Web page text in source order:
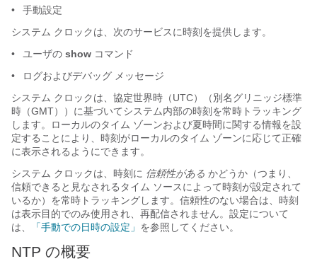
•
手動設定
システム クロックは、次のサービスに時刻を提供します。
•
ユーザの show コマンド
•
ログおよびデバッグ メッセージ
システム クロックは、協定世界時（UTC）（別名グリニッジ標準
時（GMT））に基づいてシステム内部の時刻を常時トラッキング
します。ローカルのタイム ゾーンおよび夏時間に関する情報を設
定することにより、時刻がローカルのタイム ゾーンに応じて正確
に表示されるようにできます。
システム クロックは、時刻に 信頼性がある かどうか（つまり、
信頼できると見なされるタイム ソースによって時刻が設定されて
いるか）を常時トラッキングします。信頼性のない場合は、時刻
は表示目的でのみ使用され、再配信されません。設定について
は、
「手動での日時の設定」 を参照してください。
NTP の概要